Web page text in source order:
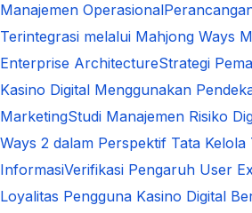
Manajemen Operasional
Terintegrasi melalui Mahjong Ways
Enterprise ArchitectureStrategi
Kasino Digital Menggunakan
MarketingStudi Manajemen Risiko
Ways 2 dalam Perspektif Tata Kelola
InformasiVerifikasi Pengaruh User
Loyalitas Pengguna Kasino Digital